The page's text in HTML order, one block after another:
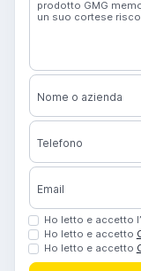
Nome o azienda
Telefono
Email
Ho letto e accetto
Ho letto e accetto
Ho letto e accetto